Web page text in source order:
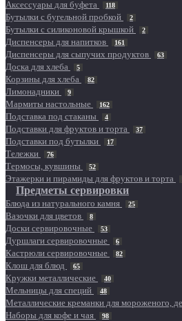
Аксессуары для буфета 118
Бутылки с бугельной пробкой 2
Бутылки с силиконовой крышкой 2
Диспенсеры для напитков 161
Диспенсеры для сыпучих продуктов 63
Доска для хлеба 5
Корзины для хлеба 82
Лимонадники 9
Мармиты настольные 162
Подставка под стаканы 4
Подставки для фруктов и торта 37
Подставки под бутылки 17
Тележки 76
Термосы, кувшины 52
Этажерки и пирамиды для фруктов и торта
Предметы сервировки
Блюда из натурального камня 25
Вазочки для цветов 8
Доски сервировочные 53
Дуршлаги сервировочные 6
Кастрюли сервировочные 82
Клош для блюд 65
Кружки металлические 40
Мельницы для специй 48
Металлические креманки для мороженого,
Наборы для кофе и чая 98